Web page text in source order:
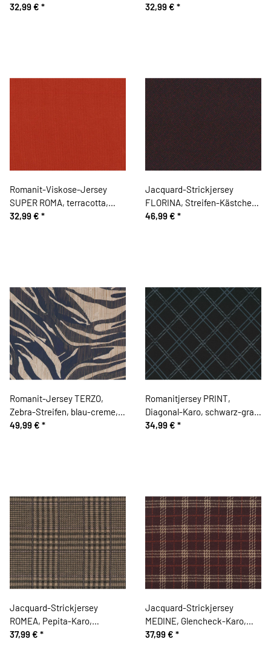
schlammbraun, Hilco
32,99 € *
braun, Hilco
32,99 € *
Romanit-Viskose-Jersey
SUPER ROMA, terracotta,
Hilco
32,99 € *
Jacquard-Strickjersey
FLORINA, Streifen-Kästchen,
aubergine, Hilco
46,99 € *
Romanit-Jersey TERZO,
Zebra-Streifen, blau-creme,
Hilco
49,99 € *
Romanitjersey PRINT,
Diagonal-Karo, schwarz-grau,
Toptex
34,99 € *
Jacquard-Strickjersey
ROMEA, Pepita-Karo,
beigebraun, Hilco
37,99 € *
Jacquard-Strickjersey
MEDINE, Glencheck-Karo,
braun, Hilco
37,99 € *